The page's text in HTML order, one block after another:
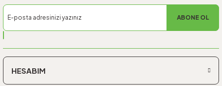
ABONE OL
HESABIM